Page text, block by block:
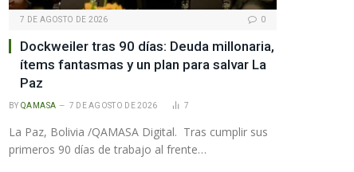
7 DE AGOSTO DE 2026 0
Dockweiler tras 90 días: Deuda millonaria,
ítems fantasmas y un plan para salvar La
Paz
BY QAMASA 7 DE AGOSTO DE 2026 7
La Paz, Bolivia /QAMASA Digital. Tras cumplir sus
primeros 90 días de trabajo al frente…